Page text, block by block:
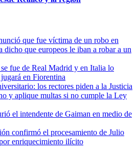
que fue víctima de un robo en
dicho que europeos le iban a robar a un
fue de Real Madrid y en Italia lo
en Fiorentina
los rectores piden a la Justicia
y aplique multas si no cumple la Ley
el intendente de Gaiman en medio de
confirmó el procesamiento de Julio
enriquecimiento ilícito